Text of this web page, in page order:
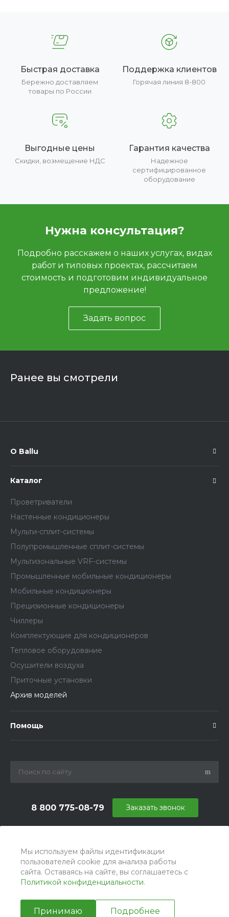
Мы используем файлы идентификации
пользователей cookie для анализа работы
сайта. Оставаясь на сайте, вы соглашаетесь с
Политикой конфиденциальности.
Принимаю Подробнее
Быстрая доставка
Бережно доставляем
товары по России
Поддержка клиентов
Горячая линия 8-800
Выгодные цены
Скидки, возмещение НДС
Гарантия качества
Надежное
сертифицированное
оборудование
Нужна консультация?
Подробно расскажем о наших услугах, видах
работ и типовых проектах, рассчитаем
стоимость и подготовим индивидуальное
предложение!
Задать вопрос
Ранее вы смотрели
О Ballu
Каталог
Проветриватели
Настенные кондиционеры
Мульти-сплит-системы
Полупромышленные сплит-системы
Мультизональные VRF-системы
Промышленные мобильные кондиционеры
Мобильные кондиционеры
Прецизионные кондиционеры
Чиллеры
Комплектующие для кондиционеров
Тепловое оборудование
Осушители воздуха
Приточные установки
Архив моделей
Помощь
8 800 775-08-79
г. Москва, БЦ Вятский, ул. Вятская д.70, офис 715
Заказать звонок